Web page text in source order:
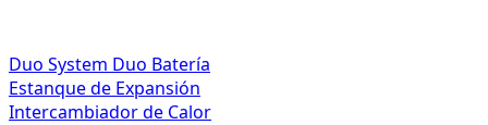
Duo System Duo Batería
Estanque de Expansión
Intercambiador de Calor